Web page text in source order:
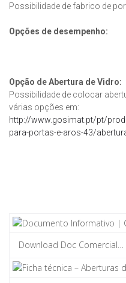
Possibilidade de fabrico de
Opções de desempenho:
Opção de Abertura de Vidro:
Possibilidade de colocar
várias opções em:
http://www.gosimat.pt/pt/
para-portas-e-aros-43/